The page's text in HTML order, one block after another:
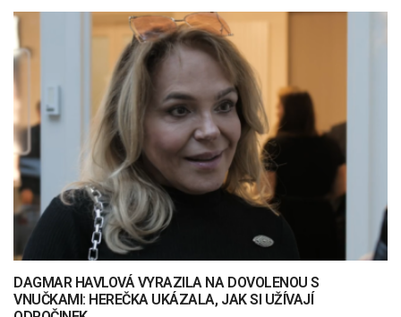
DAGMAR HAVLOVÁ VYRAZILA NA DOVOLENOU S
VNUČKAMI: HEREČKA UKÁZALA, JAK SI UŽÍVAJÍ